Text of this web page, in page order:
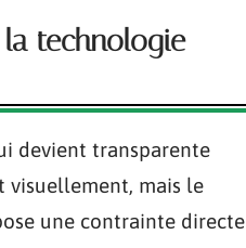
technologie
devient transparente
visuellement, mais le
une contrainte directe